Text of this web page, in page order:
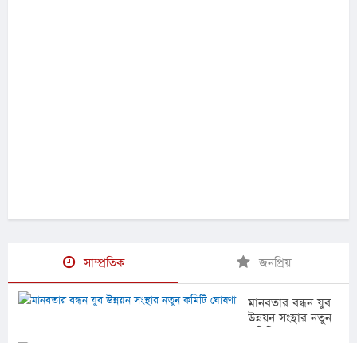
সাম্প্রতিক জনপ্রিয়
মানবতার বন্ধন যুব
উন্নয়ন সংস্থার নতুন